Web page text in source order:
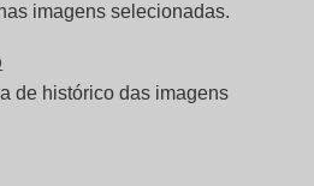
imagens selecionadas.
de histórico das imagens